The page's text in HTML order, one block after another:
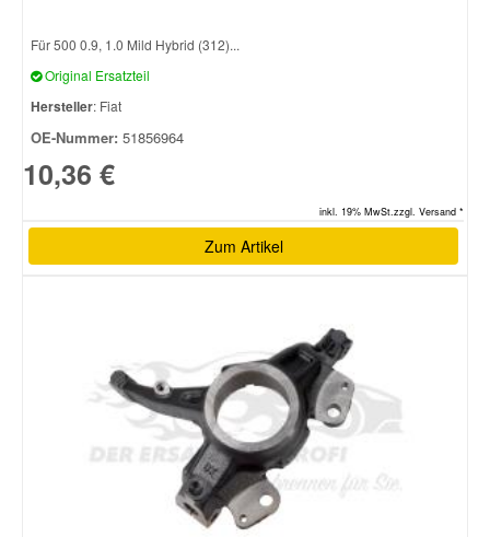
Für 500 0.9, 1.0 Mild Hybrid (312)...
Original Ersatzteil
Hersteller: Fiat
OE-Nummer: 51856964
10,36 €
inkl. 19% MwSt.zzgl. Versand *
Zum Artikel